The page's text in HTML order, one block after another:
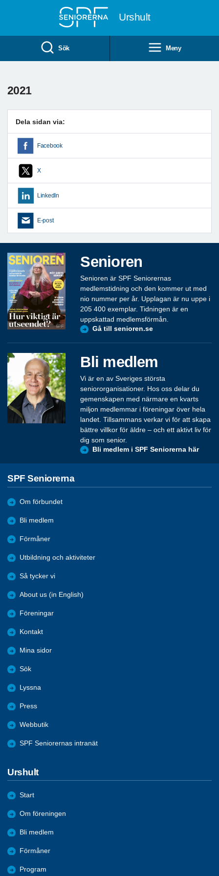
Urshult
Sök Meny
2021
Dela sidan via:
Facebook
X
LinkedIn
E-post
Senioren
Senioren är SPF Seniorernas
medlemstidning och den kommer ut med
nio nummer per år. Upplagan är nu uppe i
205 400 exemplar. Tidningen är en
uppskattad medlemsförmån.
Gå till senioren.se
Bli medlem
Vi är en av Sveriges största
seniororganisationer. Hos oss delar du
gemenskapen med närmare en kvarts
miljon medlemmar i föreningar över hela
landet. Tillsammans verkar vi för att skapa
bättre villkor för äldre – och ett aktivt liv för
dig som senior.
Bli medlem i SPF Seniorerna här
SPF Seniorerna
Om förbundet
Bli medlem
Förmåner
Utbildning och aktiviteter
Så tycker vi
About us (in English)
Föreningar
Kontakt
Mina sidor
Sök
Lyssna
Press
Webbutik
SPF Seniorernas intranät
Urshult
Start
Om föreningen
Bli medlem
Förmåner
Program